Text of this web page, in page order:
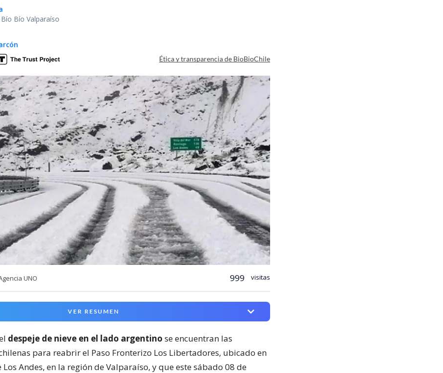
Bío Valparaíso
Ética y transparencia de BioBioChile
UNO 999 visitas
VER RESUMEN
despeje de nieve en el lado argentino se encuentran las
para reabrir el Paso Fronterizo Los Libertadores, ubicado en
Andes, en la región de Valparaíso, y que este sábado 08 de